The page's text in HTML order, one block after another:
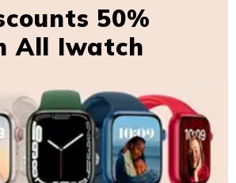
50%
All Iwatch